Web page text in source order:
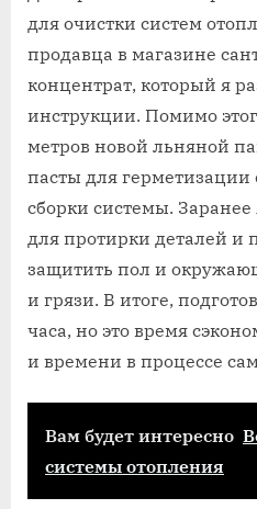
для очистки систем
продавца в магазине
концентрат, который я
инструкции. Помимо
метров новой льняной
пасты для
сборки системы.
для протирки деталей и
защитить пол и
и грязи. В итоге,
часа, но это время
и времени в процессе
Вам будет интересно
системы отопления